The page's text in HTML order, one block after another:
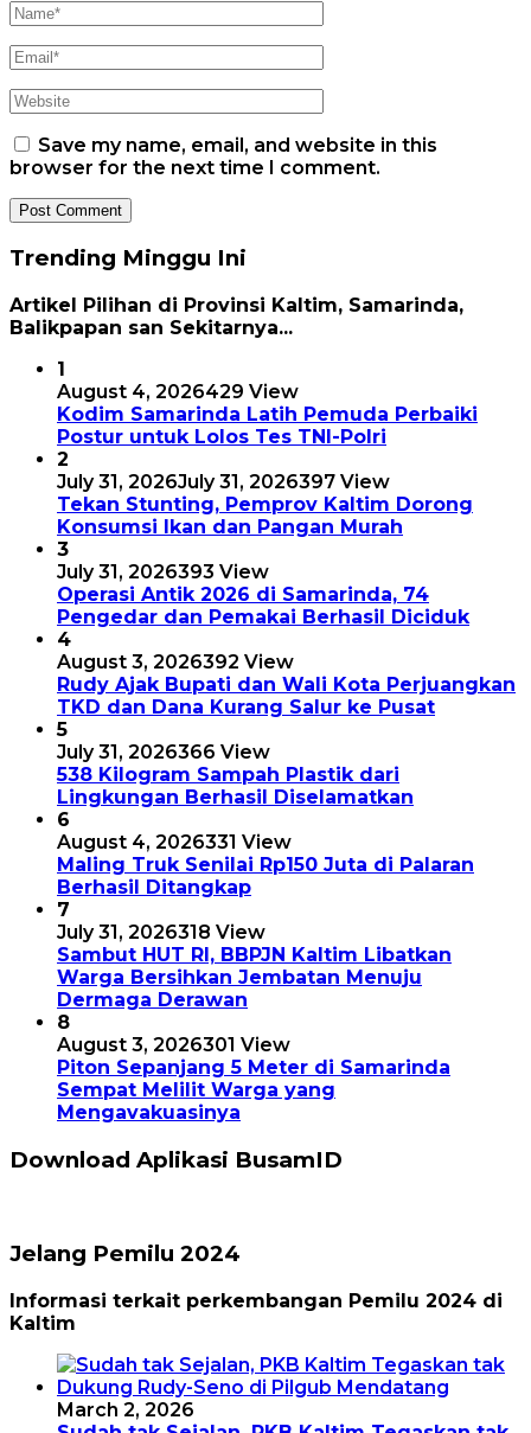
Save my name, email, and website in this
browser for the next time I comment.
Trending Minggu Ini
Artikel Pilihan di Provinsi Kaltim, Samarinda,
Balikpapan san Sekitarnya...
1
August 4, 2026429 View
Kodim Samarinda Latih Pemuda Perbaiki
Postur untuk Lolos Tes TNI-Polri
2
July 31, 2026July 31, 2026397 View
Tekan Stunting, Pemprov Kaltim Dorong
Konsumsi Ikan dan Pangan Murah
3
July 31, 2026393 View
Operasi Antik 2026 di Samarinda, 74
Pengedar dan Pemakai Berhasil Diciduk
4
August 3, 2026392 View
Rudy Ajak Bupati dan Wali Kota Perjuangkan
TKD dan Dana Kurang Salur ke Pusat
5
July 31, 2026366 View
538 Kilogram Sampah Plastik dari
Lingkungan Berhasil Diselamatkan
6
August 4, 2026331 View
Maling Truk Senilai Rp150 Juta di Palaran
Berhasil Ditangkap
7
July 31, 2026318 View
Sambut HUT RI, BBPJN Kaltim Libatkan
Warga Bersihkan Jembatan Menuju
Dermaga Derawan
8
August 3, 2026301 View
Piton Sepanjang 5 Meter di Samarinda
Sempat Melilit Warga yang
Mengavakuasinya
Download Aplikasi BusamID
Jelang Pemilu 2024
Informasi terkait perkembangan Pemilu 2024 di
Kaltim
March 2, 2026